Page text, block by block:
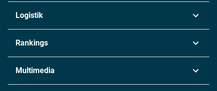
Chemie
Metall
Energie
Logistik
Rankings
Multimedia